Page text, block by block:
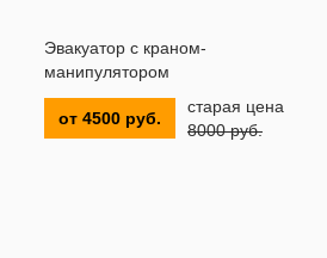
Эвакуатор с краном-
манипулятором
от 4500 руб.
старая цена
8000 руб.